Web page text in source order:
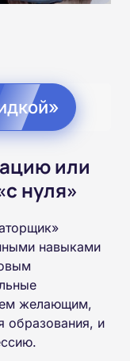
или
нуля»
навыками
желающим,
образования, и